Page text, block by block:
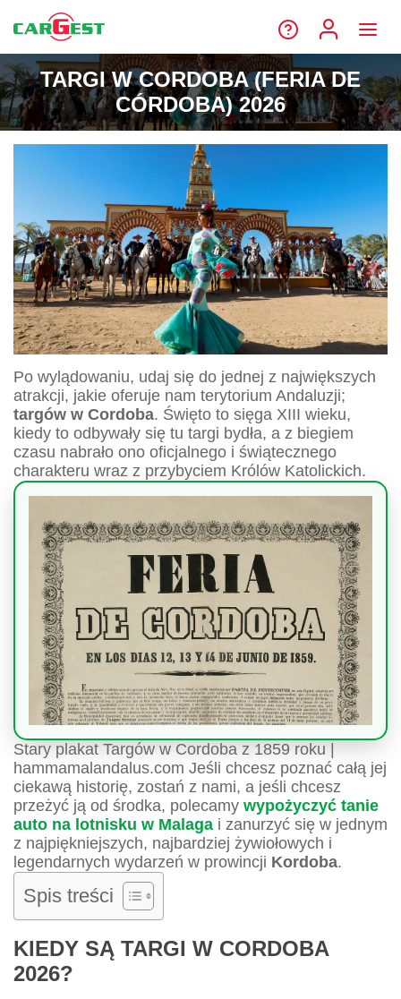
TARGI W CORDOBA (FERIA DE
CÓRDOBA) 2026
Po wylądowaniu, udaj się do jednej z największych
atrakcji, jakie oferuje nam terytorium Andaluzji;
targów w Cordoba. Święto to sięga XIII wieku,
kiedy to odbywały się tu targi bydła, a z biegiem
czasu nabrało ono oficjalnego i świątecznego
charakteru wraz z przybyciem Królów Katolickich.
Stary plakat Targów w Cordoba z 1859 roku |
hammamalandalus.com Jeśli chcesz poznać całą jej
ciekawą historię, zostań z nami, a jeśli chcesz
przeżyć ją od środka, polecamy wypożyczyć tanie
auto na lotnisku w Malaga i zanurzyć się w jednym
z najpiękniejszych, najbardziej żywiołowych i
legendarnych wydarzeń w prowincji Kordoba.
Spis treści
KIEDY SĄ TARGI W CORDOBA
2026?